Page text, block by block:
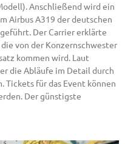
Anschließend wird ein
Airbus A319 der deutschen
Der Carrier erklärte
von der Konzernschwester
kommen wird. Laut
die Abläufe im Detail durch
für das Event können
Der günstigste